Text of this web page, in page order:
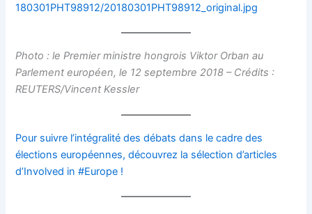
180301PHT98912/20180301PHT98912_original.jpg
Photo : le Premier ministre hongrois Viktor Orban au
Parlement européen, le 12 septembre 2018 – Crédits :
REUTERS/Vincent Kessler
Pour suivre l’intégralité des débats dans le cadre des
élections européennes, découvrez la sélection d’articles
d’Involved in #Europe !